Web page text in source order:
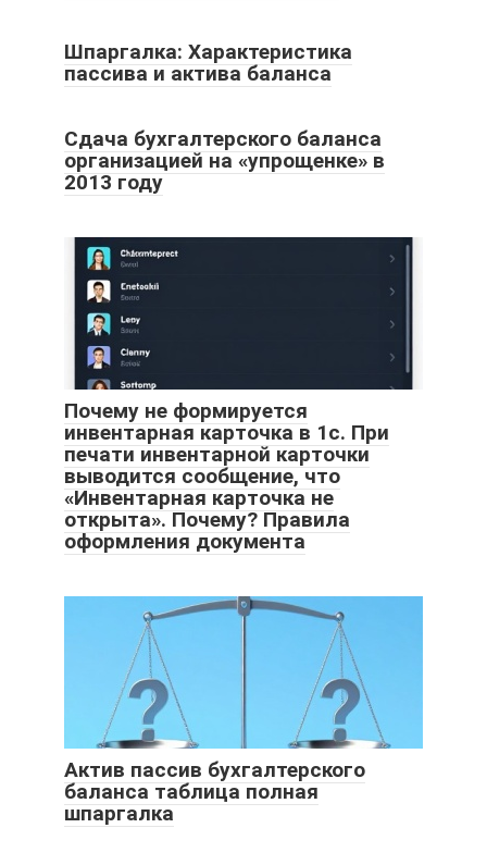
Шпаргалка: Характеристика
пассива и актива баланса
Сдача бухгалтерского баланса
организацией на «упрощенке» в
2013 году
Почему не формируется
инвентарная карточка в 1с. При
печати инвентарной карточки
выводится сообщение, что
«Инвентарная карточка не
открыта». Почему? Правила
оформления документа
Актив пассив бухгалтерского
баланса таблица полная
шпаргалка